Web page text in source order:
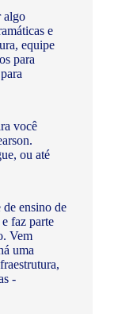
algo
e
equipe
para
você
ou até
ensino de
faz parte
Vem
uma
-